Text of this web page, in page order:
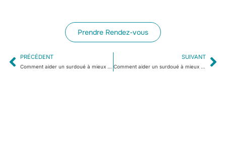
Prendre Rendez-vous
PRÉCÉDENT
Comment aider un surdoué à mieux gérer les conflits ?
SUIVANT
Comment aider un surdoué à mieux comprendre les règles de vie en société ?